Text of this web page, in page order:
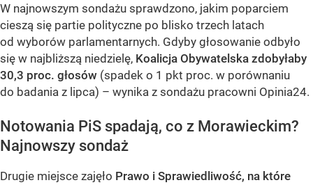
W najnowszym sondażu sprawdzono, jakim poparciem
cieszą się partie polityczne po blisko trzech latach
od wyborów parlamentarnych. Gdyby głosowanie odbyło
się w najbliższą niedzielę, Koalicja Obywatelska zdobyłaby
30,3 proc. głosów (spadek o 1 pkt proc. w porównaniu
do badania z lipca) – wynika z sondażu pracowni Opinia24.
Notowania PiS spadają, co z Morawieckim?
Najnowszy sondaż
Drugie miejsce zajęło Prawo i Sprawiedliwość, na które